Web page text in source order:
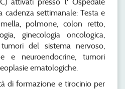
cadenza settimanale: Testa e
polmone, colon retto,
ginecologia oncologica,
del sistema nervoso,
e neuroendocrine, tumori
ematologiche.
di formazione e tirocinio per